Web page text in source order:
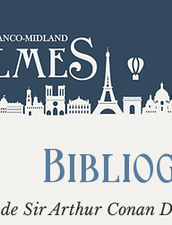
de Sir Arthur Conan